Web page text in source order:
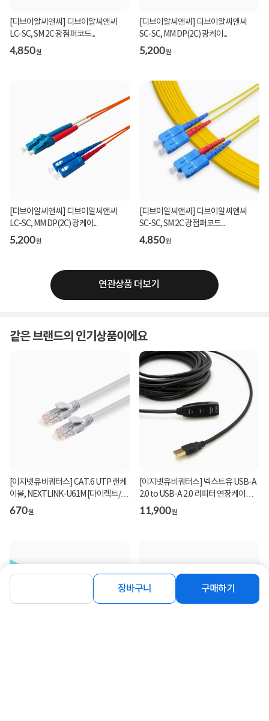
장바구니 구매하기
[디브이알씨앤씨] 디브이알씨앤씨
LC-SC, SM 2C 광점퍼코드...
4,850원
[디브이알씨앤씨] 디브이알씨앤씨
SC-SC, MM DP(2C) 광케이...
5,200원
[디브이알씨앤씨] 디브이알씨앤씨
LC-SC, MM DP(2C) 광케이...
5,200원
[디브이알씨앤씨] 디브이알씨앤씨
SC-SC, SM 2C 광점퍼코드...
4,850원
연관상품 더보기
같은 브랜드의 인기상품이에요
[이지넷유비쿼터스] CAT.6 UTP 랜케
이블, NEXTLINK-U61M [다이렉트/단
선] [그레이/1m...
670원
[이지넷유비쿼터스] 넥스트유 USB-A
2.0 to USB-A 2.0 리피터 연장케이블,
NEXT-USB1...
11,900원